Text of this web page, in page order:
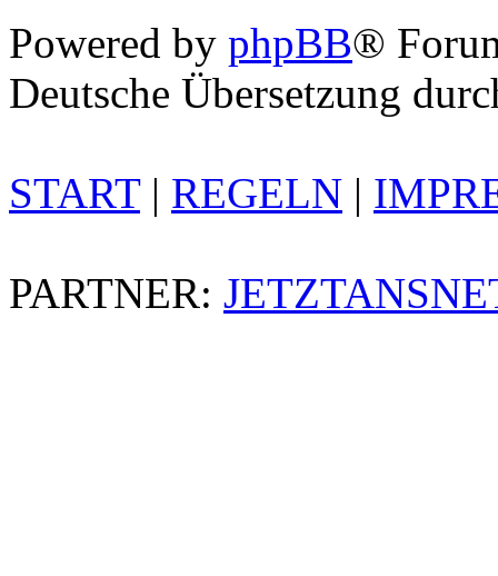
Powered by phpBB®
Deutsche Übersetzung
START| REGELN |
PARTNER: